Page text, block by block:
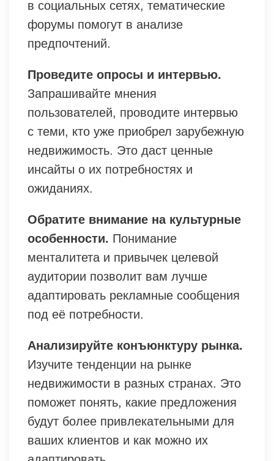
в социальных сетях, тематические
форумы помогут в анализе
предпочтений.
Проведите опросы и интервью.
Запрашивайте мнения
пользователей, проводите интервью
с теми, кто уже приобрел зарубежную
недвижимость. Это даст ценные
инсайты о их потребностях и
ожиданиях.
Обратите внимание на культурные
особенности. Понимание
менталитета и привычек целевой
аудитории позволит вам лучше
адаптировать рекламные сообщения
под её потребности.
Анализируйте конъюнктуру рынка.
Изучите тенденции на рынке
недвижимости в разных странах. Это
поможет понять, какие предложения
будут более привлекательными для
ваших клиентов и как можно их